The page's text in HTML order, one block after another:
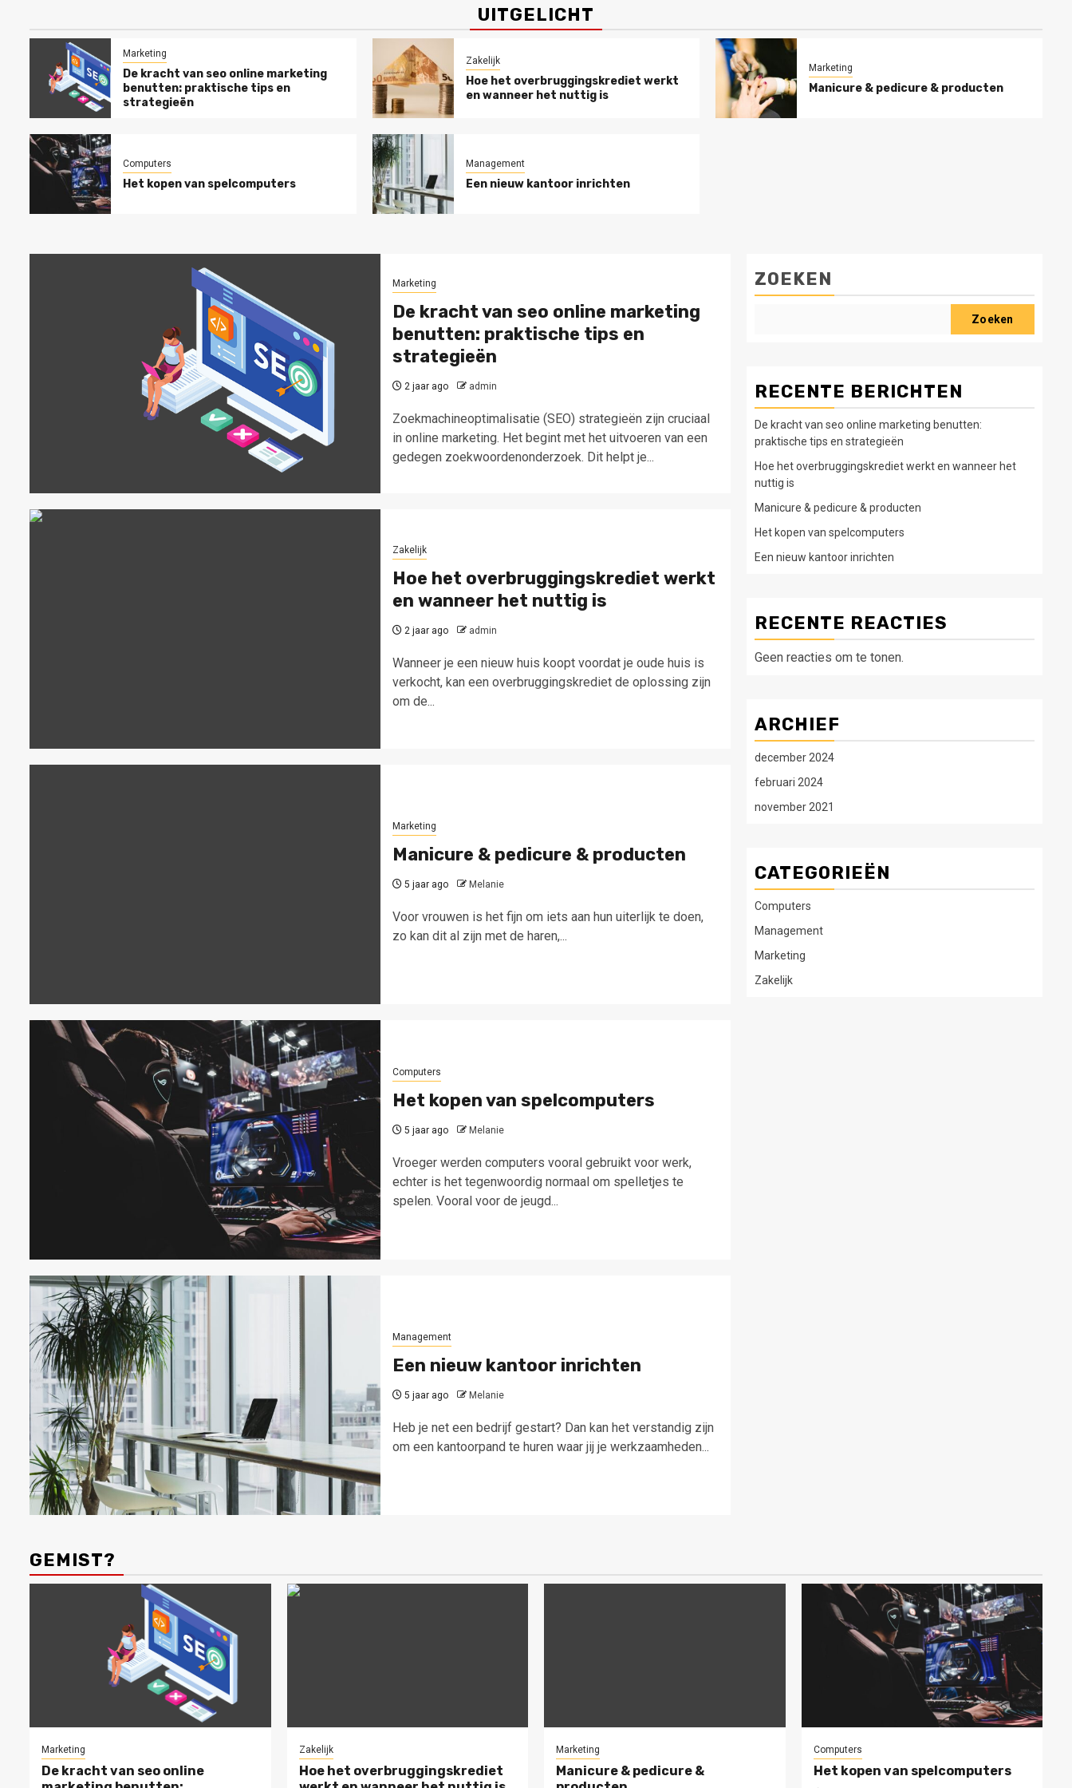
UITGELICHT
Marketing
De kracht van seo online marketing
benutten: praktische tips en
strategieën
Zakelijk
Hoe het overbruggingskrediet werkt
en wanneer het nuttig is
Marketing
Manicure & pedicure & producten
Computers
Het kopen van spelcomputers
Management
Een nieuw kantoor inrichten
Marketing
De kracht van seo online marketing
benutten: praktische tips en
strategieën
2 jaar ago admin
Zoekmachineoptimalisatie (SEO) strategieën zijn cruciaal
in online marketing. Het begint met het uitvoeren van een
gedegen zoekwoordenonderzoek. Dit helpt je...
Zakelijk
Hoe het overbruggingskrediet werkt
en wanneer het nuttig is
2 jaar ago admin
Wanneer je een nieuw huis koopt voordat je oude huis is
verkocht, kan een overbruggingskrediet de oplossing zijn
om de...
Marketing
Manicure & pedicure & producten
5 jaar ago Melanie
Voor vrouwen is het fijn om iets aan hun uiterlijk te doen,
zo kan dit al zijn met de haren,...
Computers
Het kopen van spelcomputers
5 jaar ago Melanie
Vroeger werden computers vooral gebruikt voor werk,
echter is het tegenwoordig normaal om spelletjes te
spelen. Vooral voor de jeugd...
Management
Een nieuw kantoor inrichten
5 jaar ago Melanie
Heb je net een bedrijf gestart? Dan kan het verstandig zijn
om een kantoorpand te huren waar jij je werkzaamheden...
ZOEKEN
Zoeken
RECENTE BERICHTEN
De kracht van seo online marketing benutten:
praktische tips en strategieën
Hoe het overbruggingskrediet werkt en wanneer het
nuttig is
Manicure & pedicure & producten
Het kopen van spelcomputers
Een nieuw kantoor inrichten
RECENTE REACTIES
Geen reacties om te tonen.
ARCHIEF
december 2024
februari 2024
november 2021
CATEGORIEËN
Computers
Management
Marketing
Zakelijk
GEMIST?
Marketing
De kracht van seo online
Zakelijk
Hoe het overbruggingskrediet
Marketing
Manicure & pedicure &
Computers
Het kopen van spelcomputers